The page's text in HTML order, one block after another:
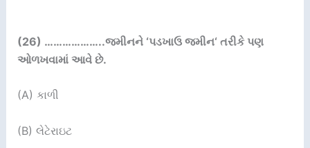
(26) ………………..જમીનને ‘પડખાઉ જમીન‘ તરીકે પણ
ઓળખવામાં આવે છે.
(A) કાળી
(B) લેટેરાઇટ